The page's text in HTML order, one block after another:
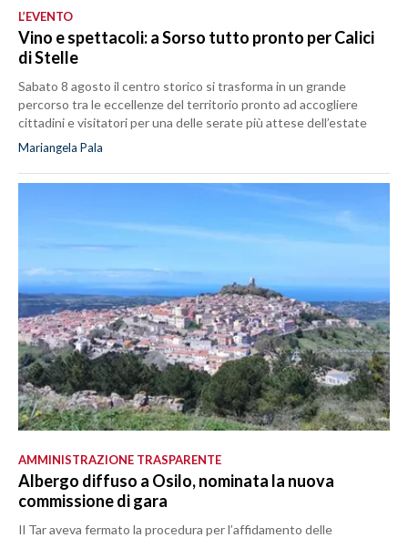
L’EVENTO
Vino e spettacoli: a Sorso tutto pronto per Calici
di Stelle
Sabato 8 agosto il centro storico si trasforma in un grande
percorso tra le eccellenze del territorio pronto ad accogliere
cittadini e visitatori per una delle serate più attese dell’estate
Mariangela Pala
AMMINISTRAZIONE TRASPARENTE
Albergo diffuso a Osilo, nominata la nuova
commissione di gara
Il Tar aveva fermato la procedura per l’affidamento delle